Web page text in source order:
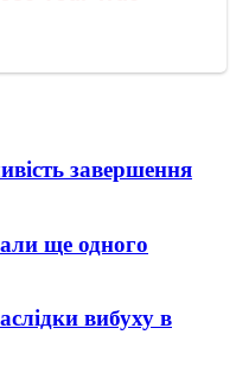
завершення
ще одного
вибуху в